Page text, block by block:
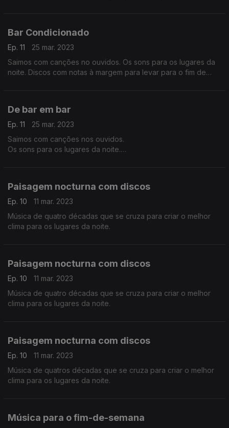
Bar Condicionado
Ep. 11
25 mar. 2023
Saimos com canções no ouvidos. Os sons para os lugares da
noite. Discos com notas à margem para levar para o fim de
De bar em bar
Ep. 11
25 mar. 2023
Saimos com canções nos ouvidos.
Os sons para os lugares da noite.
Paisagem nocturna com discos
Ep. 10
11 mar. 2023
Música de quatro décadas que se cruza para criar o melhor
clima para os lugares da noite.
Paisagem nocturna com discos
Ep. 10
11 mar. 2023
Música de quatro décadas que se cruza para criar o melhor
clima para os lugares da noite.
Paisagem nocturna com discos
Ep. 10
11 mar. 2023
Música de quatros décadas que se cruza para criar o melhor
clima para os lugares da noite.
Música para o fim-de-semana